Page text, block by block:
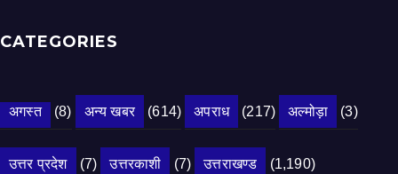
CATEGORIES
अगस्त (8) अन्य खबर (614) अपराध (217) अल्मोड़ा (3)
उत्तर प्रदेश (7) उत्तरकाशी (7) उत्तराखण्ड (1,190)